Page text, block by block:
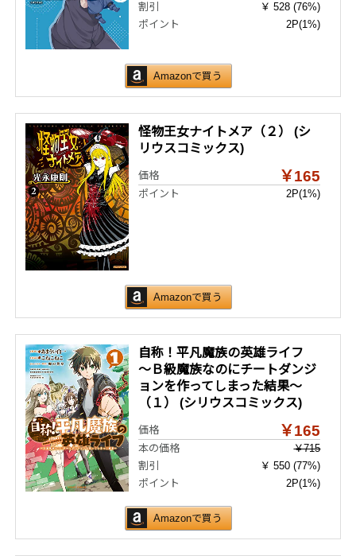
割引
￥ 528 (76%)
ポイント
2P(1%)
Amazonで買う
怪物王女ナイトメア（２） (シ
リウスコミックス)
価格 ￥165
ポイント 2P(1%)
Amazonで買う
自称！平凡魔族の英雄ライフ
～Ｂ級魔族なのにチートダンジ
ョンを作ってしまった結果～
（１） (シリウスコミックス)
価格 ￥165
本の価格
￥715
割引
￥ 550 (77%)
ポイント
2P(1%)
Amazonで買う